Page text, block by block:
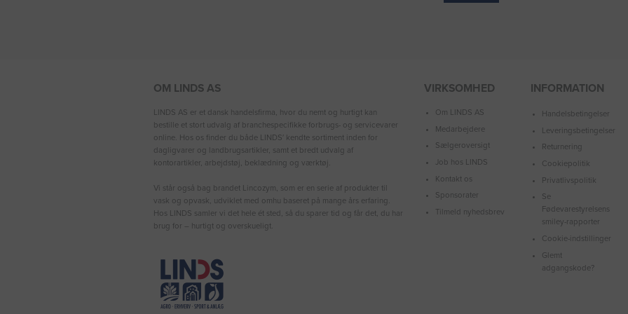
OM LINDS AS
LINDS AS er et dansk handelsfirma, hvor du nemt og hurtigt kan
bestille et stort udvalg af branchespecifikke forbrugs- og servicevarer
online. Hos os finder du både LINDS′ kendte sortiment inden for
dagligvarer og landbrugsartikler, samt et bredt udvalg af
kontorartikler, arbejdstøj, beklædning og værktøj.
Vi står også bag brandet Lincozym, som er en serie af produkter til
vask og opvask, udviklet med omhu baseret på mange års erfaring.
Hos LINDS samler vi det hele ét sted, så du sparer tid og får det, du har
brug for – hurtigt og overskueligt.
VIRKSOMHED
Om LINDS AS
Medarbejdere
Sælgeroversigt
Job hos LINDS
Kontakt os
Sponsorater
Tilmeld nyhedsbrev
INFORMATION
Handelsbetingelser
Leveringsbetingelser
Returnering
Cookiepolitik
Privatlivspolitik
Se
Fødevarestyrelsens
smiley-rapporter
Cookie-indstillinger
Glemt
adgangskode?